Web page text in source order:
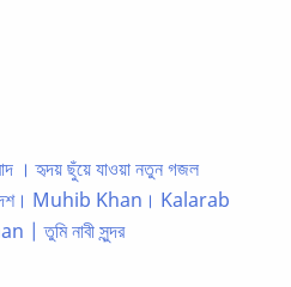
হৃদয় ছুঁয়ে যাওয়া নতুন গজল
দেশ। Muhib Khan। Kalarab
তুমি নাবী সুন্দর